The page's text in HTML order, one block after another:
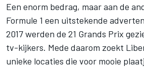
Een enorm bedrag, maar aan de
Formule 1 een uitstekende
2017 werden de 21 Grands Prix
tv-kijkers. Mede daarom zoekt
unieke locaties die voor mooie